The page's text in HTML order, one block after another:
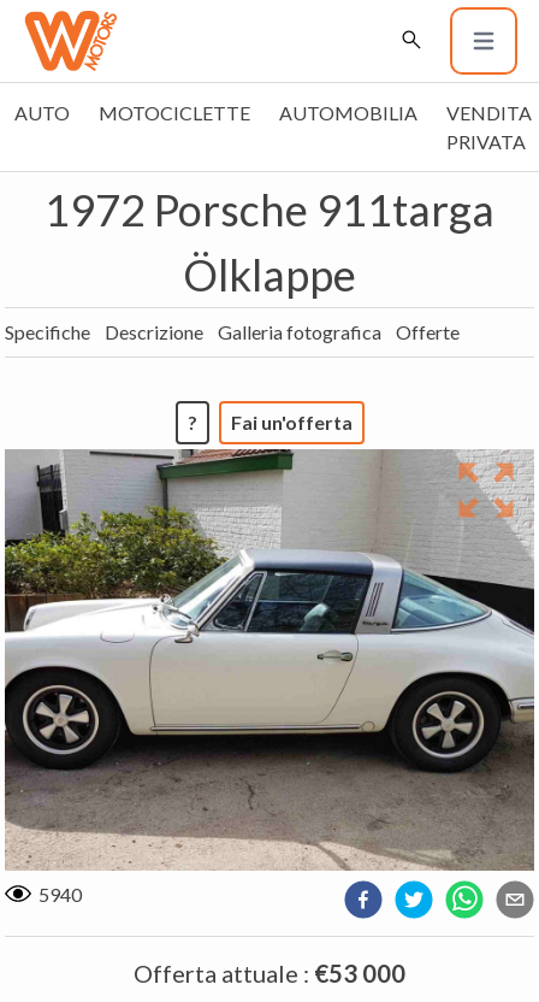
AUTO MOTOCICLETTE AUTOMOBILIA
VENDITA
PRIVATA
1972 Porsche 911targa
Ölklappe
Specifiche Descrizione Galleria fotografica Offerte
? Fai un'offerta
5940
Offerta attuale : €53 000